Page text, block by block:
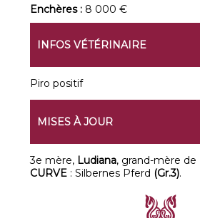
Enchères : 8 000 €
INFOS VÉTÉRINAIRE
Piro positif
MISES À JOUR
3e mère, Ludiana, grand-mère de
CURVE : Silbernes Pferd (Gr.3).